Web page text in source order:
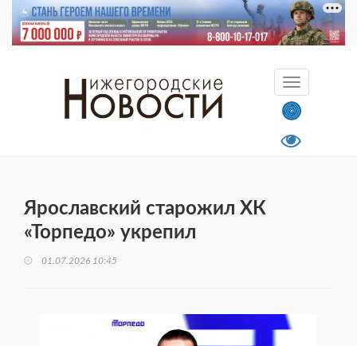
Ярославский старожил ХК
«Торпедо» укрепил
01.07.2026 10:45